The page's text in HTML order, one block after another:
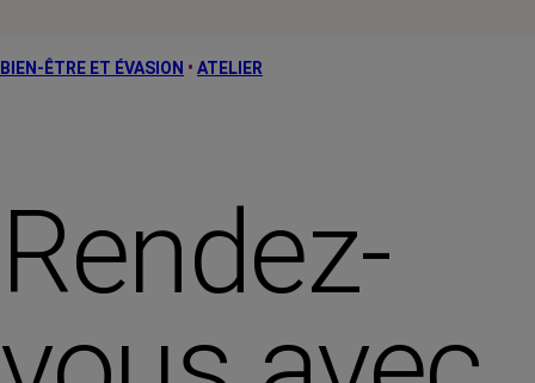
BIEN-ÊTRE ET ÉVASION • ATELIER
Rendez-